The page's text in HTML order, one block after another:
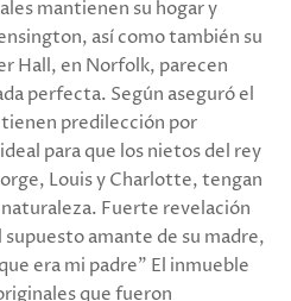
mantienen su hogar y
así como también su
Hall, en Norfolk, parecen
perfecta. Según aseguró el
predilección por
para que los nietos del rey
Louis y Charlotte, tengan
Fuerte revelación
amante de su madre,
era mi padre" El inmueble
que fueron